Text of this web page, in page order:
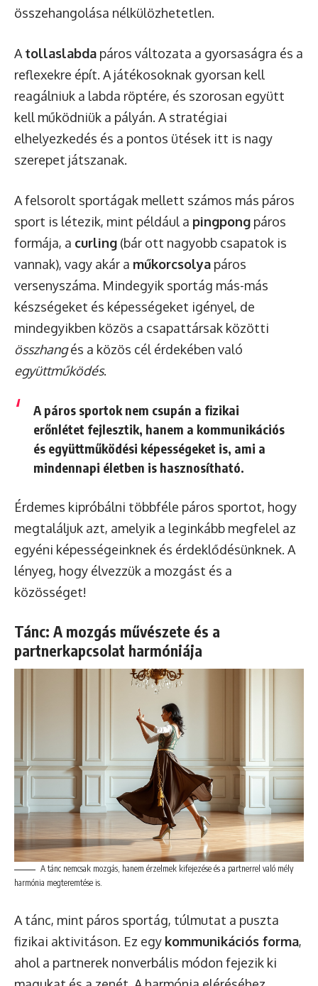
összehangolása nélkülözhetetlen.
A tollaslabda páros változata a gyorsaságra és a
reflexekre épít. A játékosoknak gyorsan kell
reagálniuk a labda röptére, és szorosan együtt
kell működniük a pályán. A stratégiai
elhelyezkedés és a pontos ütések itt is nagy
szerepet játszanak.
A felsorolt sportágak mellett számos más páros
sport is létezik, mint például a pingpong páros
formája, a curling (bár ott nagyobb csapatok is
vannak), vagy akár a műkorcsolya páros
versenyszáma. Mindegyik sportág más-más
készségeket és képességeket igényel, de
mindegyikben közös a csapattársak közötti
összhangés a közös cél érdekében való
együttműködés.
A páros sportok nem csupán a fizikai
erőnlétet fejlesztik, hanem a kommunikációs
és együttműködési képességeket is, ami a
mindennapi életben is hasznosítható.
Érdemes kipróbálni többféle páros sportot, hogy
megtaláljuk azt, amelyik a leginkább megfelel az
egyéni képességeinknek és érdeklődésünknek. A
lényeg, hogy élvezzük a mozgást és a
közösséget!
Tánc: A mozgás művészete és a
partnerkapcsolat harmóniája
A tánc nemcsak mozgás, hanem érzelmek kifejezése és a partnerrel való mély
harmónia megteremtése is.
A tánc, mint páros sportág, túlmutat a puszta
fizikai aktivitáson. Ez egy kommunikációs forma,
ahol a partnerek nonverbális módon fejezik ki